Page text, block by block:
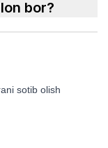
bor?
sotib olish